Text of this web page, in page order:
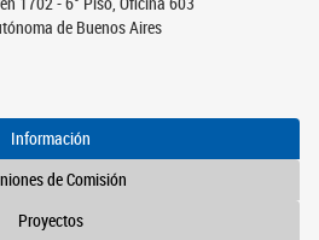
de Buenos Aires
Información
de Comisión
Proyectos